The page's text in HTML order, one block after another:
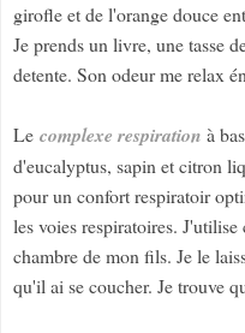
girofle et de l'orange douce
Je prends un livre, une tasse
detente. Son odeur me relax
Le complexe respiration à
d'eucalyptus, sapin et citron
pour un confort respiratoir
les voies respiratoires.
chambre de mon fils. Je le
qu'il ai se coucher. Je trouve